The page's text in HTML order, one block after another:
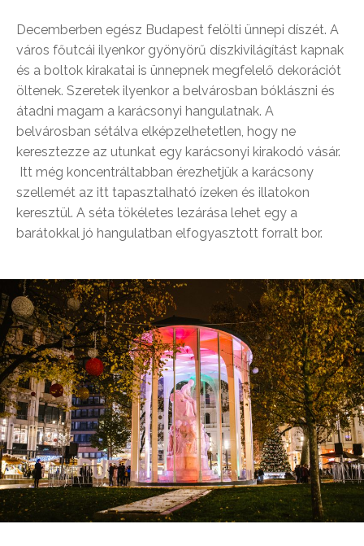
Decemberben egész Budapest felölti ünnepi díszét. A
város főutcái ilyenkor gyönyörű díszkivilágítást kapnak
és a boltok kirakatai is ünnepnek megfelelő dekorációt
öltenek. Szeretek ilyenkor a belvárosban bóklászni és
átadni magam a karácsonyi hangulatnak. A
belvárosban sétálva elképzelhetetlen, hogy ne
keresztezze az utunkat egy karácsonyi kirakodó vásár.
Itt még koncentráltabban érezhetjük a karácsony
szellemét az itt tapasztalható ízeken és illatokon
keresztül. A séta tökéletes lezárása lehet egy a
barátokkal jó hangulatban elfogyasztott forralt bor.